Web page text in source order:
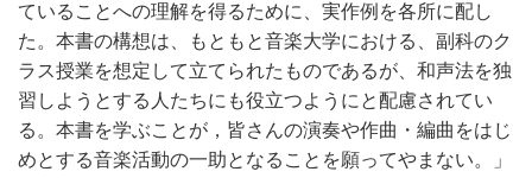
ていることへの理解を得るために、実作例を各所に配し
た。本書の構想は、もともと音楽大学における、副科のク
ラス授業を想定して立てられたものであるが、和声法を独
習しようとする人たちにも役立つようにと配慮されてい
る。本書を学ぶことが，皆さんの演奏や作曲・編曲をはじ
めとする音楽活動の一助となることを願ってやまない。」